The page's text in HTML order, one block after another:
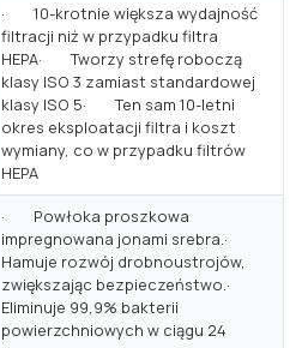
· 10-krotnie większa wydajność
filtracji niż w przypadku filtra
HEPA· Tworzy strefę roboczą
klasy ISO 3 zamiast standardowej
klasy ISO 5· Ten sam 10-letni
okres eksploatacji filtra i koszt
wymiany, co w przypadku filtrów
HEPA
· Powłoka proszkowa
impregnowana jonami srebra.·
Hamuje rozwój drobnoustrojów,
zwiększając bezpieczeństwo.·
Eliminuje 99,9% bakterii
powierzchniowych w ciągu 24